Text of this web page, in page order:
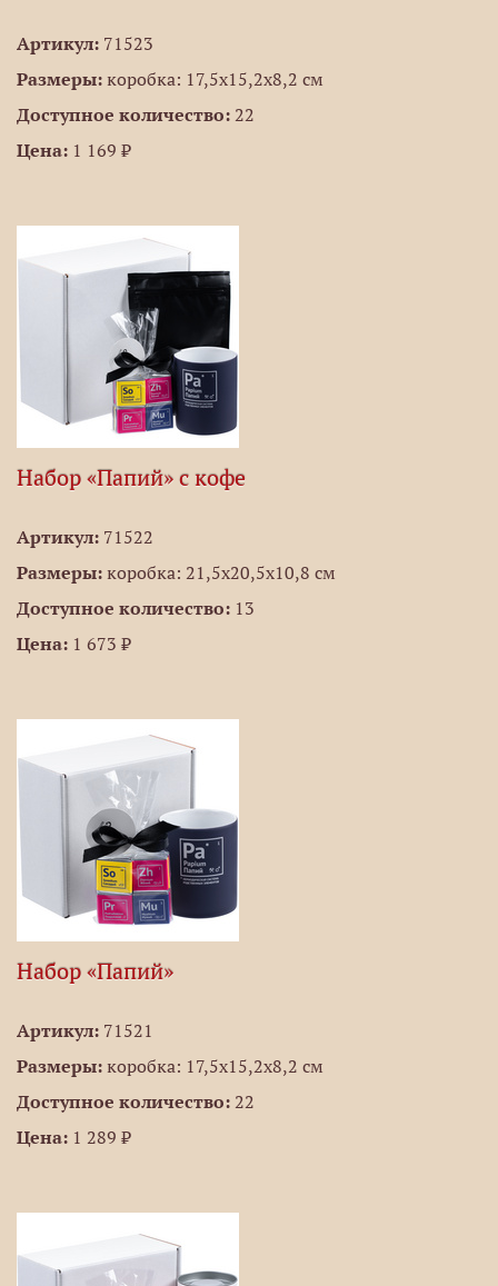
Артикул: 71523
Размеры: коробка: 17,5х15,2х8,2 см
Доступное количество: 22
Цена: 1 169 ₽
Набор «Папий» с кофе
Артикул: 71522
Размеры: коробка: 21,5х20,5х10,8 см
Доступное количество: 13
Цена: 1 673 ₽
Набор «Папий»
Артикул: 71521
Размеры: коробка: 17,5х15,2х8,2 см
Доступное количество: 22
Цена: 1 289 ₽